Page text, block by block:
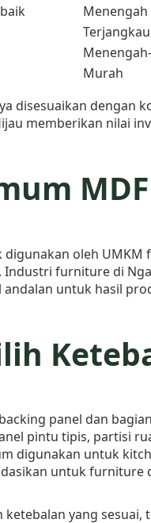
Menengah
Terjangkau
Murah
disesuaikan dengan
memberikan nilai
digunakan oleh
furniture di
andalan untuk hasil
panel dan
pintu tipis, partisi
digunakan untuk
untuk furniture
ketebalan yang